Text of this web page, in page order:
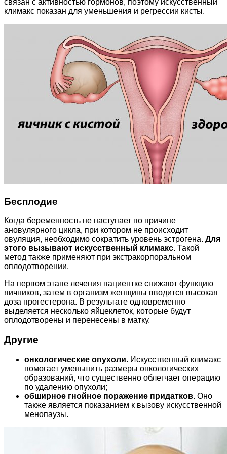
связан с активностью гормонов, поэтому искусственный
климакс показан для уменьшения и регрессии кисты.
Бесплодие
Когда беременность не наступает по причине
ановулярного цикла, при котором не происходит
овуляция, необходимо сократить уровень эстрогена. Для
этого вызывают искусственный климакс. Такой
метод также применяют при экстракорпоральном
оплодотворении.
На первом этапе лечения пациентке снижают функцию
яичников, затем в организм женщины вводится высокая
доза прогестерона. В результате одновременно
выделяется несколько яйцеклеток, которые будут
оплодотворены и перенесены в матку.
Другие
онкологические опухоли. Искусственный климакс
помогает уменьшить размеры онкологических
образований, что существенно облегчает операцию
по удалению опухоли;
обширное гнойное поражение придатков. Оно
также является показанием к вызову искусственной
менопаузы.